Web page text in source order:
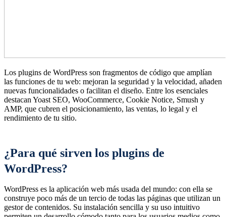
Los plugins de WordPress son fragmentos de código que amplían
las funciones de tu web: mejoran la seguridad y la velocidad, añaden
nuevas funcionalidades o facilitan el diseño. Entre los esenciales
destacan Yoast SEO, WooCommerce, Cookie Notice, Smush y
AMP, que cubren el posicionamiento, las ventas, lo legal y el
rendimiento de tu sitio.
¿Para qué sirven los plugins de
WordPress?
WordPress es la aplicación web más usada del mundo: con ella se
construye poco más de un tercio de todas las páginas que utilizan un
gestor de contenidos. Su instalación sencilla y su uso intuitivo